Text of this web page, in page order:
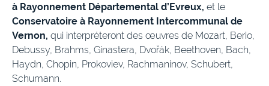
à Rayonnement Départemental d’Evreux, et le
Conservatoire à Rayonnement Intercommunal de
Vernon, qui interpréteront des œuvres de Mozart, Berio,
Debussy, Brahms, Ginastera, Dvořák, Beethoven, Bach,
Haydn, Chopin, Prokoviev, Rachmaninov, Schubert,
Schumann.